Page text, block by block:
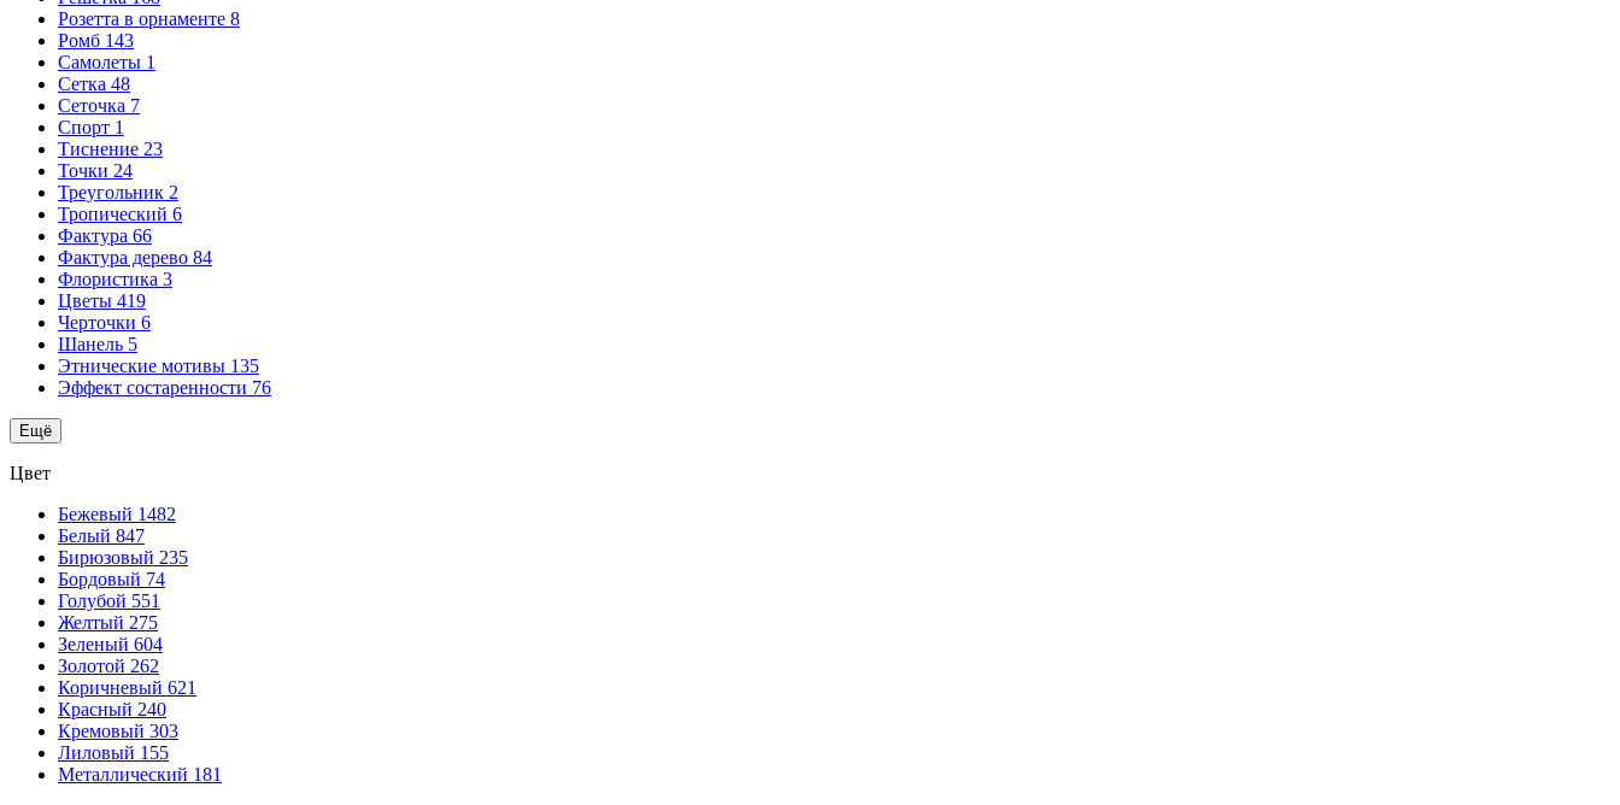
Розетта в орнаменте 8
Ромб 143
Самолеты 1
Сетка 48
Сеточка 7
Спорт 1
Тиснение 23
Точки 24
Треугольник 2
Тропический 6
Фактура 66
Фактура дерево 84
Флористика 3
Цветы 419
Черточки 6
Шанель 5
Этнические мотивы 135
Эффект состаренности 76
Ещё
Цвет
Бежевый 1482
Белый 847
Бирюзовый 235
Бордовый 74
Голубой 551
Желтый 275
Зеленый 604
Золотой 262
Коричневый 621
Красный 240
Кремовый 303
Лиловый 155
Металлический 181